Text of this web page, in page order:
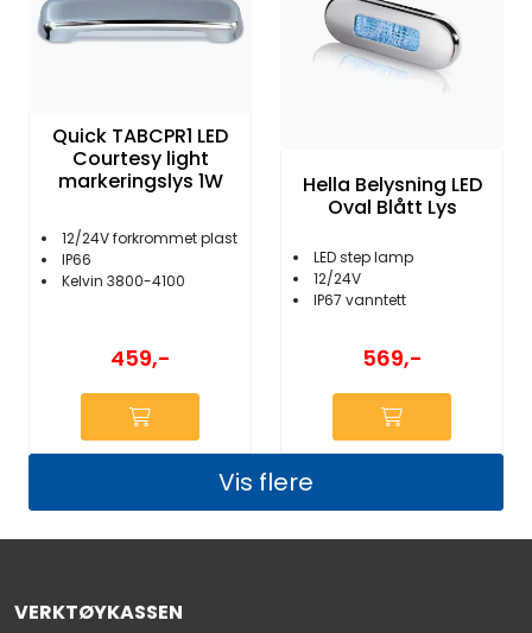
Quick TABCPR1 LED
Courtesy light
markeringslys 1W
12/24V forkrommet plast
IP66
Kelvin 3800-4100
459,-
Hella Belysning LED
Oval Blått Lys
LED step lamp
12/24V
IP67 vanntett
569,-
Vis flere
VERKTØYKASSEN